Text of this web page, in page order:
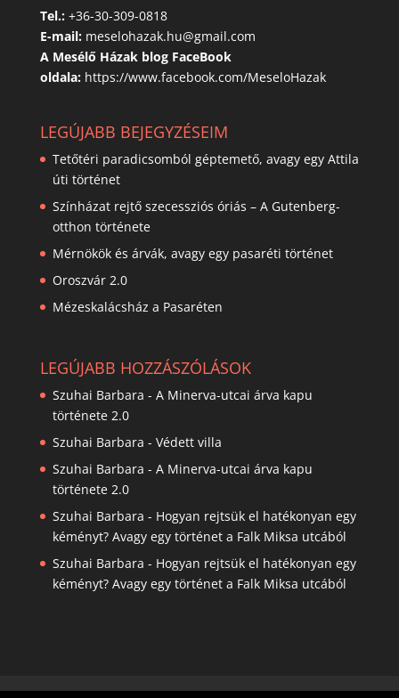
Tel.: +36-30-309-0818
E-mail: meselohazak.hu@gmail.com
A Mesélő Házak blog FaceBook
oldala: https://www.facebook.com/MeseloHazak
LEGÚJABB BEJEGYZÉSEIM
Tetőtéri paradicsomból géptemető, avagy egy Attila
úti történet
Színházat rejtő szecessziós óriás – A Gutenberg-
otthon története
Mérnökök és árvák, avagy egy pasaréti történet
Oroszvár 2.0
Mézeskalácsház a Pasaréten
LEGÚJABB HOZZÁSZÓLÁSOK
Szuhai Barbara - A Minerva-utcai árva kapu
története 2.0
Szuhai Barbara - Védett villa
Szuhai Barbara - A Minerva-utcai árva kapu
története 2.0
Szuhai Barbara - Hogyan rejtsük el hatékonyan egy
kéményt? Avagy egy történet a Falk Miksa utcából
Szuhai Barbara - Hogyan rejtsük el hatékonyan egy
kéményt? Avagy egy történet a Falk Miksa utcából